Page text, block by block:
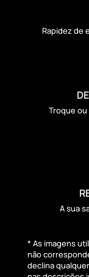
Rapidez de
Troque
A sua
* As imagens
não
declina